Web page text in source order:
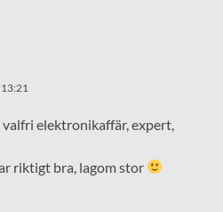
elektronikaffär, expert,
riktigt bra, lagom stor